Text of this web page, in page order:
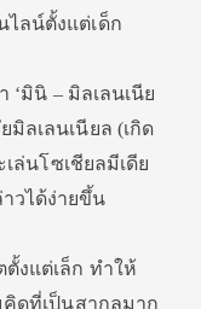
ไลน์ตั้งแต่เด็ก
‘มินิ – มิลเลนเนีย
ลเลนเนียล (เกิด
ล่นโซเชียลมีเดีย
วได้ง่ายขึ้น
งแต่เล็ก ทำให้
คิดที่เป็นสากลมาก